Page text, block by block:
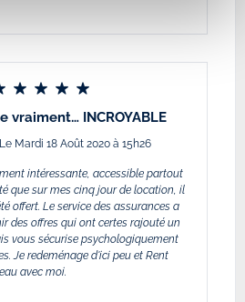
vraiment… INCROYABLE
Mardi 18 Août 2020 à 15h26
intéressante, accessible partout
que sur mes cinq jour de location, il
offert. Le service des assurances a
des offres qui ont certes rajouté un
vous sécurise psychologiquement
Je redeménage d'ici peu et Rent
avec moi.